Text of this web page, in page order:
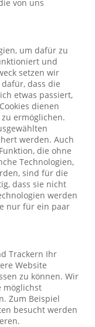
von uns
um dafür zu
und
setzen wir
dass die
etwas passiert,
dienen
ermöglichen.
werden. Auch
die ohne
Technologien,
sind für die
dass sie nicht
werden
nur für ein paar
Trackern Ihr
Website
zu können. Wir
möglichst
Zum Beispiel
besucht werden